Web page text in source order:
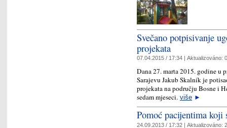
Svečano potpisivanje
projekata
07.04.2015 / 17:34 | Aktualizováno:
Dana 27. marta 2015. godine u
Sarajevu Jakub Skalník je
projekata na području Bosne i
sedam mjeseci. više ►
Pomoć pacijentima koji
24.09.2013 / 17:32 | Aktualizováno: